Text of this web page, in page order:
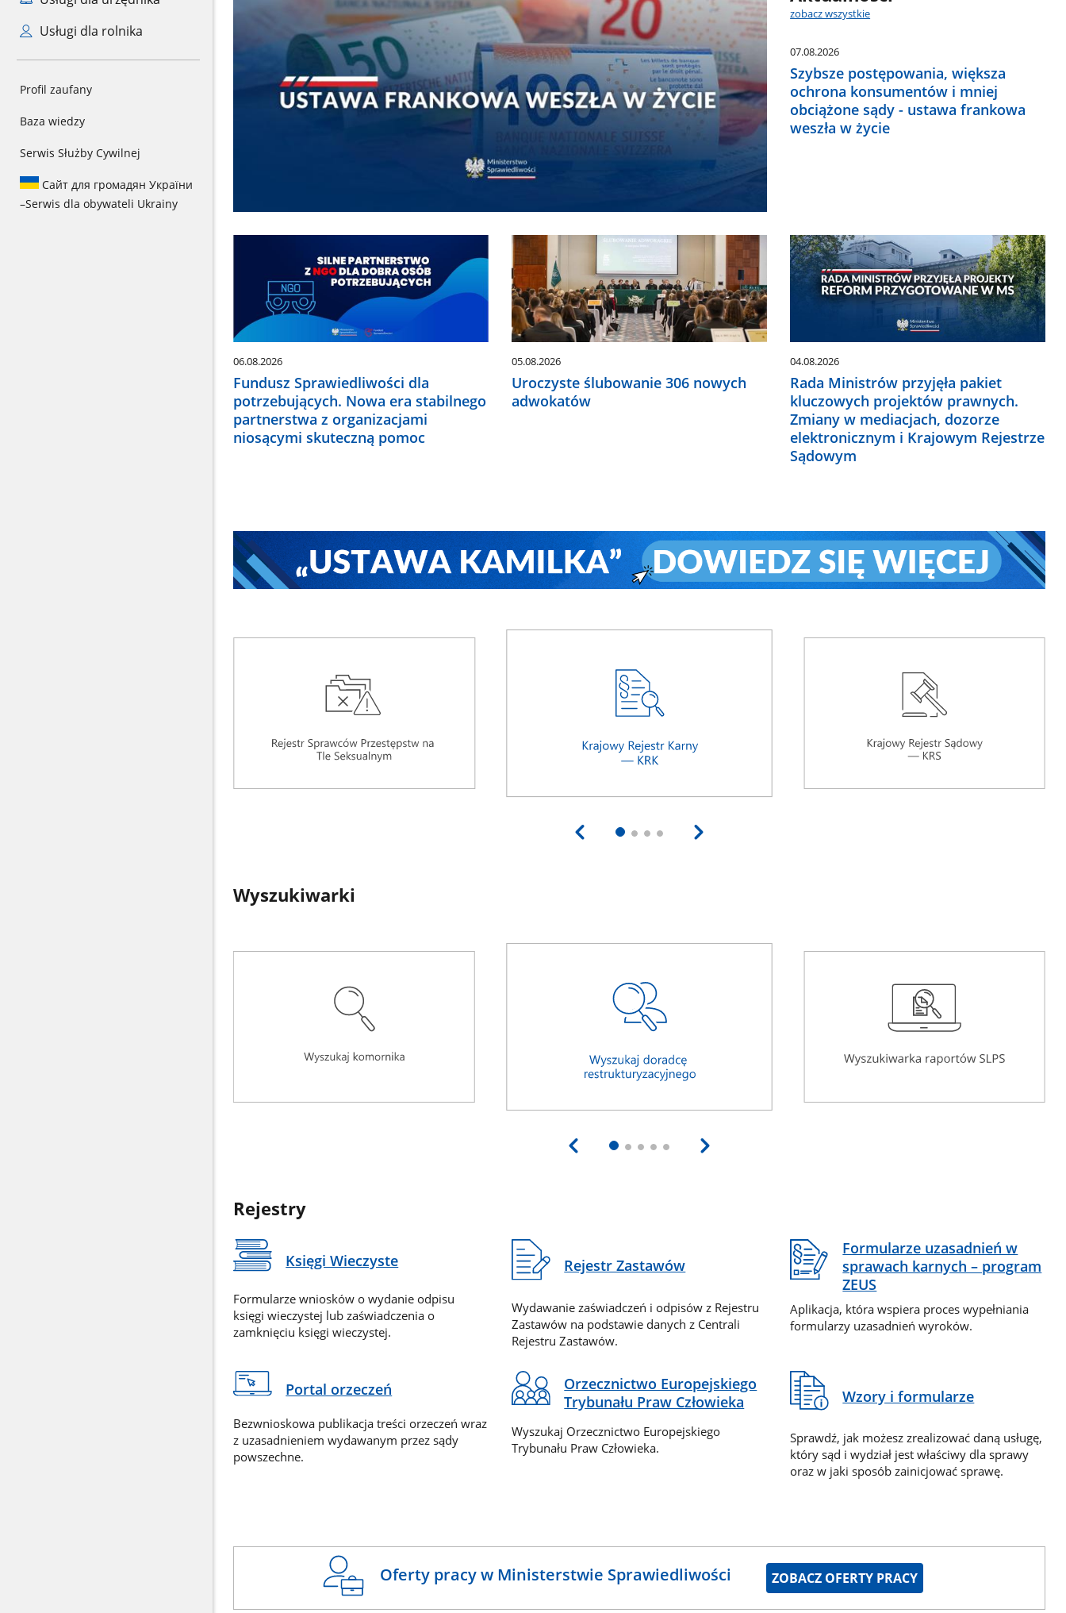
Usługi dla rolnika
Profil zaufany
Baza wiedzy
Serwis Służby Cywilnej
Сайт для громадян України
–Serwis dla obywateli Ukrainy
zobacz wszystkie
07.08.2026
Szybsze postępowania, większa
ochrona konsumentów i mniej
obciążone sądy - ustawa frankowa
weszła w życie
06.08.2026
Fundusz Sprawiedliwości dla
potrzebujących. Nowa era stabilnego
partnerstwa z organizacjami
niosącymi skuteczną pomoc
05.08.2026
Uroczyste ślubowanie 306 nowych
adwokatów
04.08.2026
Rada Ministrów przyjęła pakiet
kluczowych projektów prawnych.
Zmiany w mediacjach, dozorze
elektronicznym i Krajowym Rejestrze
Sądowym
Wyszukiwarki
Rejestry
Księgi Wieczyste
Formularze wniosków o wydanie odpisu
księgi wieczystej lub zaświadczenia o
zamknięciu księgi wieczystej.
Rejestr Zastawów
Wydawanie zaświadczeń i odpisów z Rejestru
Zastawów na podstawie danych z Centrali
Rejestru Zastawów.
Formularze uzasadnień w
sprawach karnych – program
ZEUS
Aplikacja, która wspiera proces wypełniania
formularzy uzasadnień wyroków.
Portal orzeczeń
Bezwnioskowa publikacja treści orzeczeń wraz
z uzasadnieniem wydawanym przez sądy
powszechne.
Orzecznictwo Europejskiego
Trybunału Praw Człowieka
Wyszukaj Orzecznictwo Europejskiego
Trybunału Praw Człowieka.
Wzory i formularze
Sprawdź, jak możesz zrealizować daną usługę,
który sąd i wydział jest właściwy dla sprawy
oraz w jaki sposób zainicjować sprawę.
Oferty pracy w Ministerstwie Sprawiedliwości ZOBACZ OFERTY PRACY